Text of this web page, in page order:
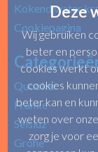
Kokend water
Cookiepagina
Quooker
Franke
Selsiuz
Grohe
Deze
Wij gebruiken
beter en
cookies werkt
cookies
beter kan en
weten over
zorg je voor